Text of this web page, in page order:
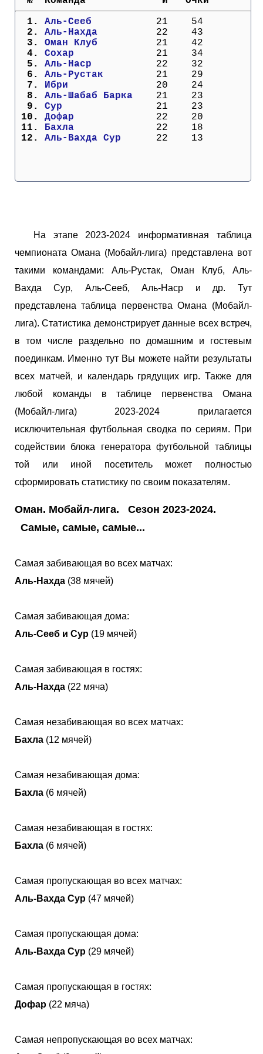
Кубок Европы (отбор)
Лига Наций
  1.
Аль-Сееб
  21    54
  2.
Аль-Нахда
  22    43
  3.
Оман Клуб
  21    42
  4.
Сохар
  21    34
  5.
Аль-Наср
  22    32
  6.
Аль-Рустак
  21    29
  7.
Ибри
  20    24
  8.
Аль-Шабаб Барка
  21    23
  9.
Сур
  21    23
10. Дофар
  22    20
11.
Бахла
  22    18
12. Аль-Вахда Сур
  22    13
На этапе 2023-2024 информативная таблица
чемпионата Омана (Мобайл-лига) представлена вот
такими командами: Аль-Рустак, Оман Клуб, Аль-
Вахда Сур, Аль-Сееб, Аль-Наср и др. Тут
представлена таблица первенства Омана (Мобайл-
лига). Статистика демонстрирует данные всех встреч,
в том числе раздельно по домашним и гостевым
поединкам. Именно тут Вы можете найти результаты
всех матчей, и календарь грядущих игр. Также для
любой команды в таблице первенства Омана
(Мобайл-лига) 2023-2024 прилагается
исключительная футбольная сводка по сериям. При
содействии блока генератора футбольной таблицы
той или иной посетитель может полностью
сформировать статистику по своим показателям.
Оман. Мобайл-лига. Сезон 2023-2024.
Самые, самые, самые...
Самая забивающая во всех матчах:
Аль-Нахда (38 мячей)
Самая забивающая дома:
Аль-Сееб и Сур (19 мячей)
Самая забивающая в гостях:
Аль-Нахда (22 мяча)
Самая незабивающая во всех матчах:
Бахла (12 мячей)
Самая незабивающая дома:
Бахла (6 мячей)
Самая незабивающая в гостях:
Бахла (6 мячей)
Самая пропускающая во всех матчах:
Аль-Вахда Сур (47 мячей)
Самая пропускающая дома:
Аль-Вахда Сур (29 мячей)
Самая пропускающая в гостях:
Дофар (22 мяча)
Самая непропускающая во всех матчах: